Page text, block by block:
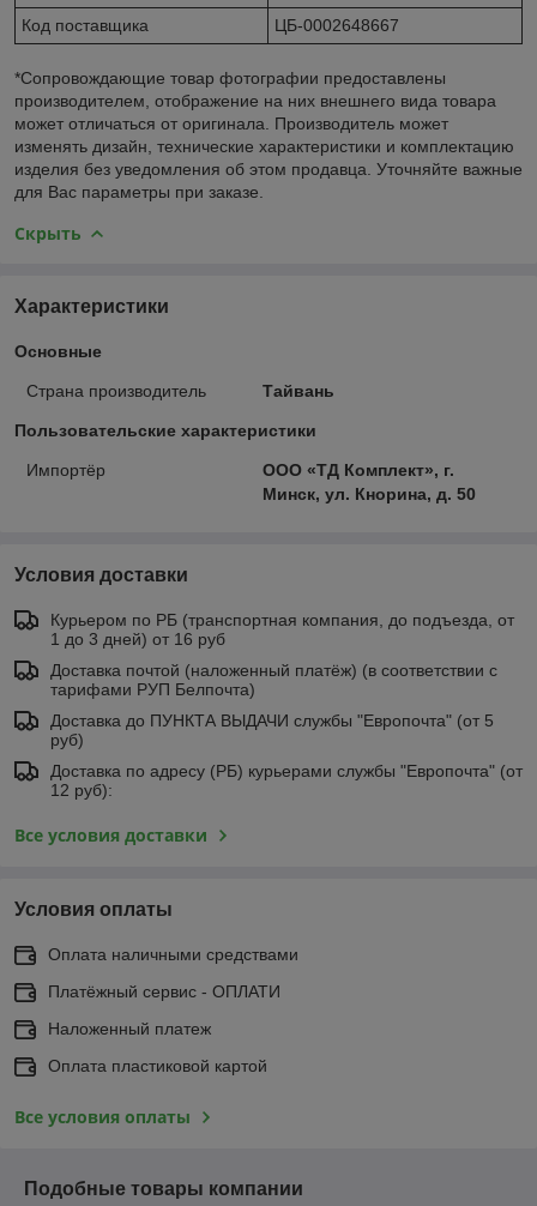
Код поставщика
ЦБ-0002648667
*Сопровождающие товар фотографии предоставлены
производителем, отображение на них внешнего вида товара
может отличаться от оригинала. Производитель может
изменять дизайн, технические характеристики и комплектацию
изделия без уведомления об этом продавца. Уточняйте важные
для Вас параметры при заказе.
Скрыть
Характеристики
Основные
Страна производитель Тайвань
Пользовательские характеристики
Импортёр
ООО «ТД Комплект», г.
Минск, ул. Кнорина, д. 50
Условия доставки
Курьером по РБ (транспортная компания, до подъезда, от
1 до 3 дней) от 16 руб
Доставка почтой (наложенный платёж) (в соответствии с
тарифами РУП Белпочта)
Доставка до ПУНКТА ВЫДАЧИ службы "Европочта" (от 5
руб)
Доставка по адресу (РБ) курьерами службы "Европочта" (от
12 руб):
Все условия доставки
Условия оплаты
Оплата наличными средствами
Платёжный сервис - ОПЛАТИ
Наложенный платеж
Оплата пластиковой картой
Все условия оплаты
Подобные товары компании